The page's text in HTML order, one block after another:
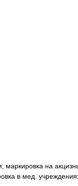
маркировка на
в мед.